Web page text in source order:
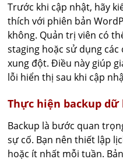
Trước khi cập nhật, hãy
thích với phiên bản
không. Quản trị viên có
staging hoặc sử dụng
xung đột. Điều này giúp
lỗi hiển thị sau khi cập
Thực hiện backup
Backup là bước quan
sự cố. Bạn nên thiết lập
hoặc ít nhất mỗi tuần.